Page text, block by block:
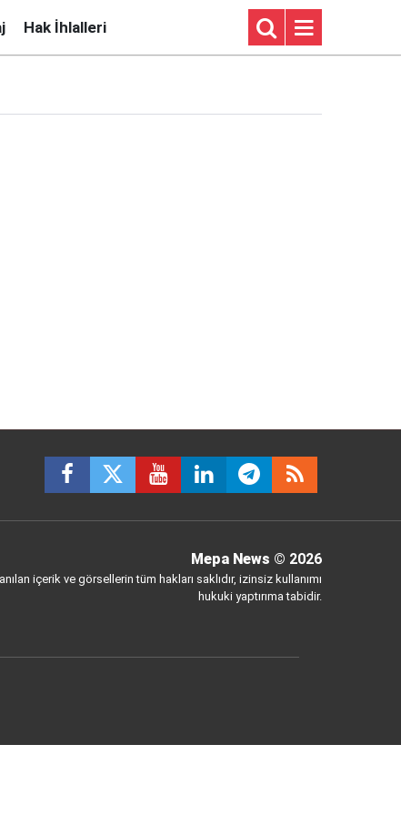
Hak İhlalleri
Mepa News © 2026
içerik ve görsellerin tüm hakları saklıdır, izinsiz kullanımı
hukuki yaptırıma tabidir.